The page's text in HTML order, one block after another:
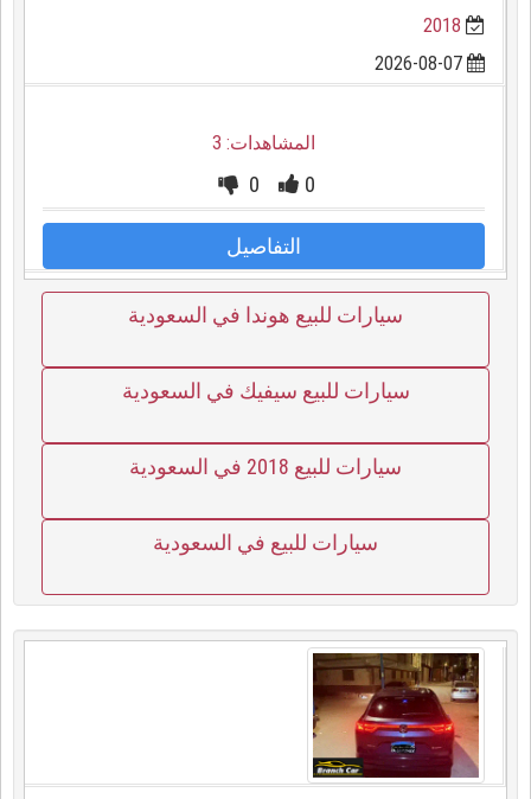
2018
المشاهدات: 3
0
0
التفاصيل
سيارات للبيع هوندا في السعودية
سيارات للبيع سيفيك في السعودية
سيارات للبيع 2018 في السعودية
سيارات للبيع في السعودية